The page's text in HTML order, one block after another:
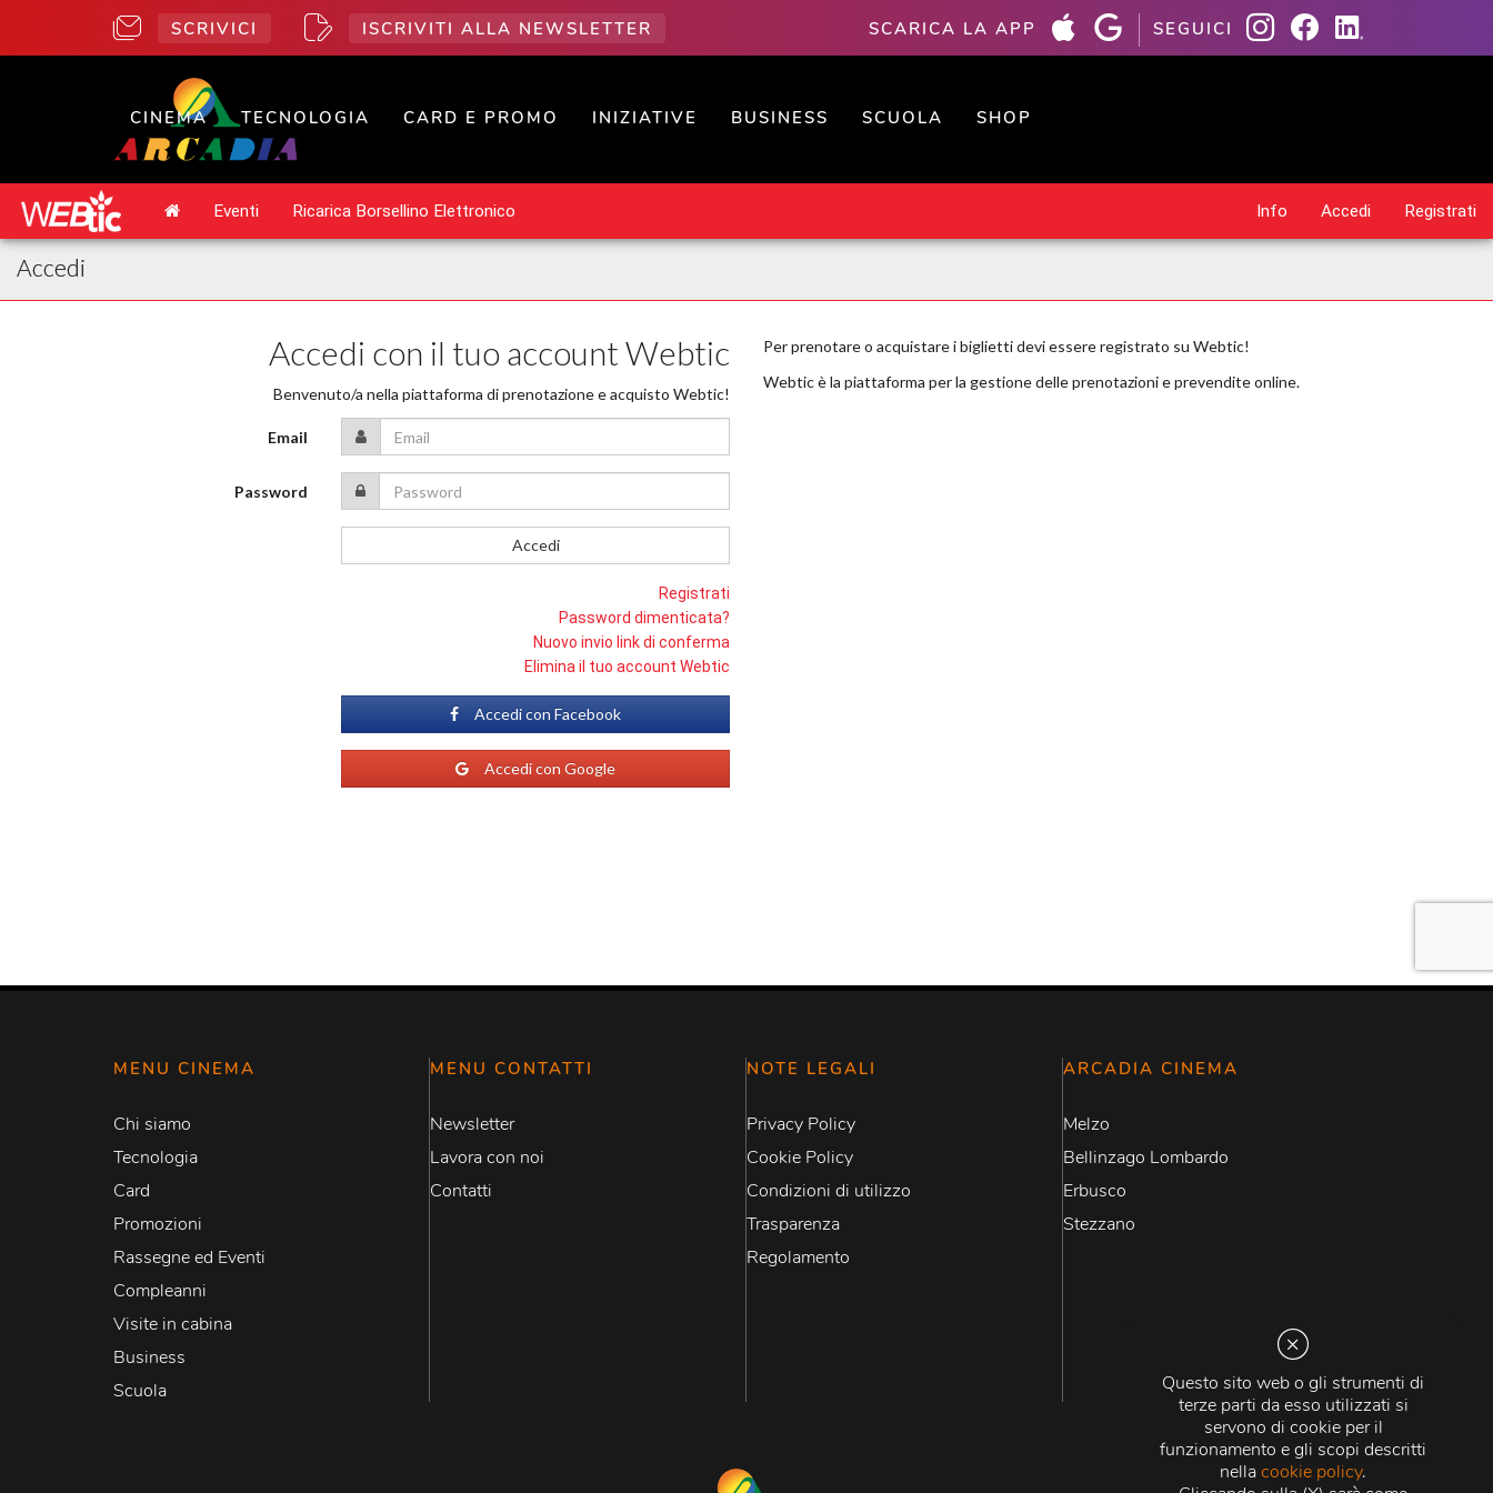
Questo sito web o gli strumenti di
terze parti da esso utilizzati si
servono di cookie per il
funzionamento e gli scopi descritti
nellacookie policy.
SCRIVICI ISCRIVITI ALLA NEWSLETTER SCARICA LA APP SEGUICI
CINEMA TECNOLOGIA CARD E PROMO INIZIATIVE BUSINESS SCUOLA SHOP
MENU CINEMA
Chi siamo
Tecnologia
Card
Promozioni
Rassegne ed Eventi
Compleanni
Visite in cabina
Business
Scuola
MENU CONTATTI
Newsletter
Lavora con noi
Contatti
NOTE LEGALI
Privacy Policy
Cookie Policy
Condizioni di utilizzo
Trasparenza
Regolamento
ARCADIA CINEMA
Melzo
Bellinzago Lombardo
Erbusco
Stezzano